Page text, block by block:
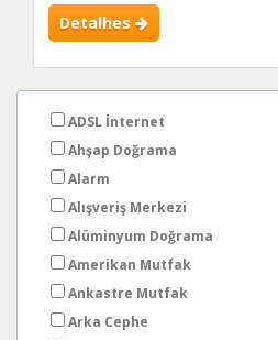
Detalhes
ADSL İnternet
Ahşap Doğrama
Alarm
Alışveriş Merkezi
Alüminyum Doğrama
Amerikan Mutfak
Ankastre Mutfak
Arka Cephe